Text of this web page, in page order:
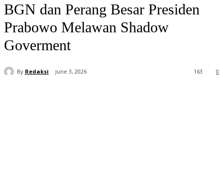
BGN dan Perang Besar Presiden
Prabowo Melawan Shadow
Goverment
By Redaksi June 3, 2026 0
163